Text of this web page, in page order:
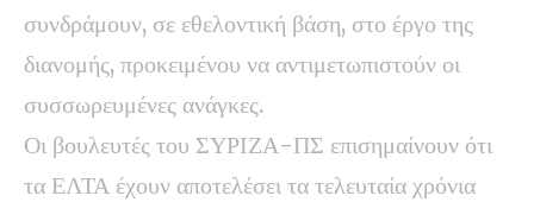
συνδράμουν, σε εθελοντική βάση, στο έργο της
διανομής, προκειμένου να αντιμετωπιστούν οι
συσσωρευμένες ανάγκες.
Οι βουλευτές του ΣΥΡΙΖΑ-ΠΣ επισημαίνουν ότι
τα ΕΛΤΑ έχουν αποτελέσει τα τελευταία χρόνια